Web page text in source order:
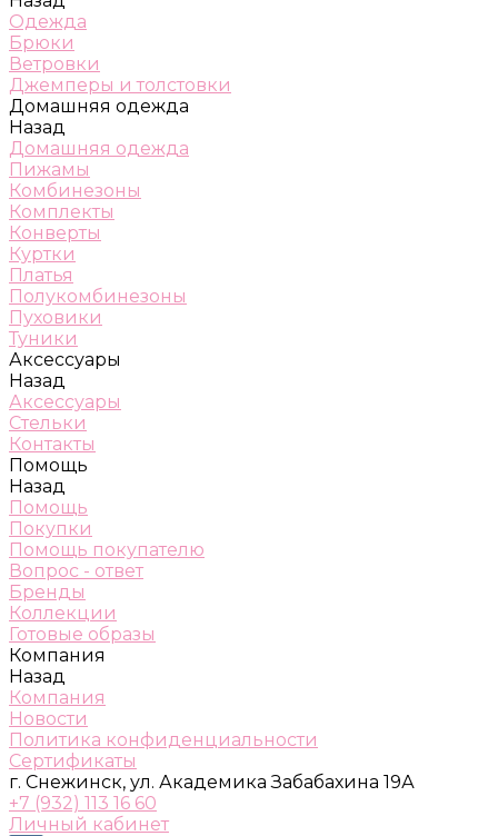
Одежда
Брюки
Ветровки
Джемперы и толстовки
Домашняя одежда
Назад
Домашняя одежда
Пижамы
Комбинезоны
Комплекты
Конверты
Куртки
Платья
Полукомбинезоны
Пуховики
Туники
Аксессуары
Назад
Аксессуары
Стельки
Контакты
Помощь
Назад
Помощь
Покупки
Помощь покупателю
Вопрос - ответ
Бренды
Коллекции
Готовые образы
Компания
Назад
Компания
Новости
Политика конфиденциальности
Сертификаты
г. Снежинск, ул. Академика Забабахина 19А
+7 (932) 113 16 60
Личный кабинет